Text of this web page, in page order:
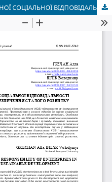
ДІАГНОСТИКА КОРПОРАТИВНОЇ СОЦІАЛЬНОЇ ВІДПОВІДАЛЬНОСТІ ПІДПРИЄМСТВ У КОНТЕКСТІ ЗАБЕЗПЕЧЕННЯ СТАЛОГО РОЗВИТКУ